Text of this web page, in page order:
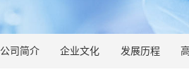
公司简介 企业文化 发展历程